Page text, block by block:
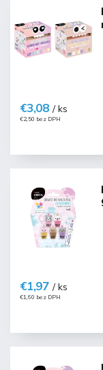
€2,50 bez DPH
€3,08 / ks
€1,60 bez DPH
€1,97 / ks